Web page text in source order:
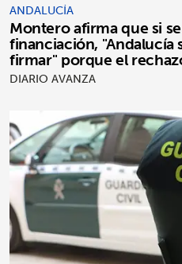
ANDALUCÍA
Montero afirma que si
financiación, "Andalucía
firmar" porque el
"puro postureo"
DIARIO AVANZA